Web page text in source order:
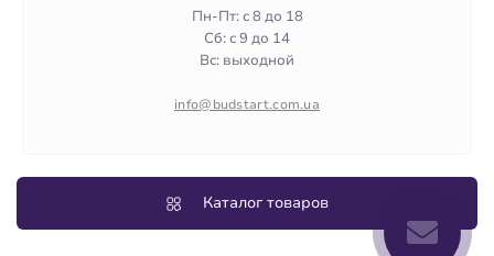
Политика конфиденциальности
Пн-Пт: с 8 до 18
Сб: с 9 до 14
Вс: выходной
info@budstart.com.ua
Каталог товаров